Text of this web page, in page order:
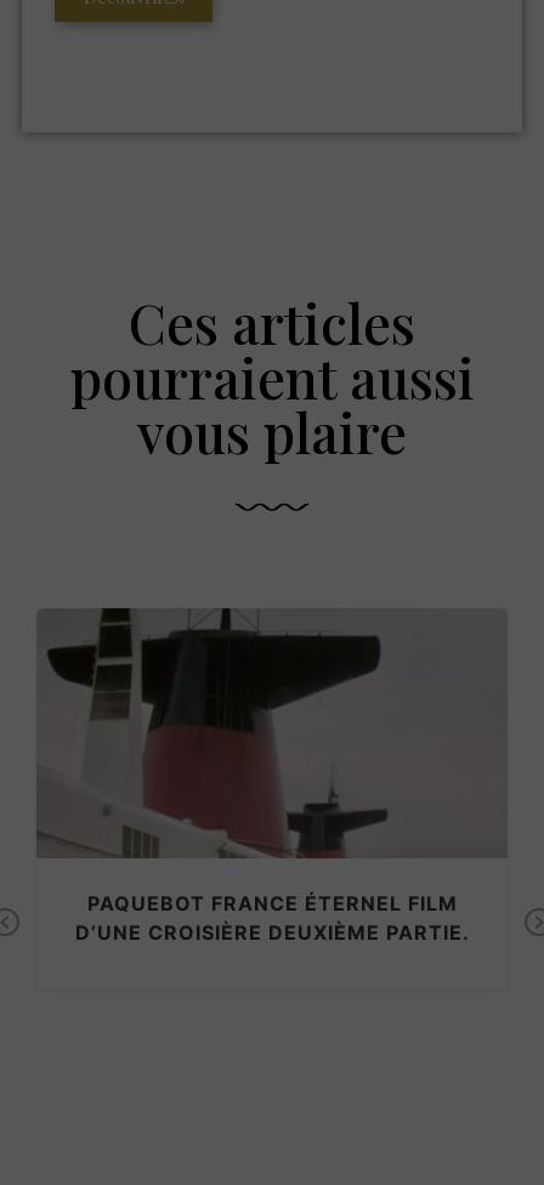
Ces articles
pourraient aussi
vous plaire
Previous
PAQUEBOT FRANCE ÉTERNEL FILM
D’UNE CROISIÈRE DEUXIÈME PARTIE.